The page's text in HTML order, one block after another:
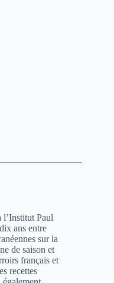
l’Institut Paul
ans entre
sur la
de saison et
français et
recettes